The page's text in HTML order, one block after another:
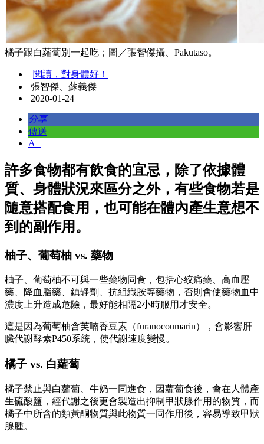
橘子跟白蘿蔔別一起吃；圖／張智傑攝、Pakutaso。
閱讀，對身體好！
張智傑、蘇義傑
2020-01-24
分享
傳送
A+
許多食物都有飲食的宜忌，除了依據體
質、身體狀況來區分之外，有些食物若是
隨意搭配食用，也可能在體內產生意想不
到的副作用。
柚子、葡萄柚 vs. 藥物
柚子、葡萄柚不可與一些藥物同食，包括心絞痛藥、高血壓
藥、降血脂藥、鎮靜劑、抗組織胺等藥物，否則會使藥物血中
濃度上升造成危險，最好能相隔2小時服用才安全。
這是因為葡萄柚含芙喃香豆素（furanocoumarin），會影響肝
臟代謝酵素P450系統，使代謝速度變慢。
橘子 vs. 白蘿蔔
橘子禁止與白蘿蔔、牛奶一同進食，因蘿蔔食後，會在人體產
生硫酸鹽，經代謝之後更會製造出抑制甲狀腺作用的物質，而
橘子中所含的類黃酮物質與此物質一同作用後，容易導致甲狀
腺腫。